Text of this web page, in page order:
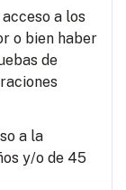
a los
o bien haber
de
a la
y/o de 45